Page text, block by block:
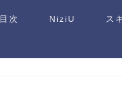
目次 NiziU ス